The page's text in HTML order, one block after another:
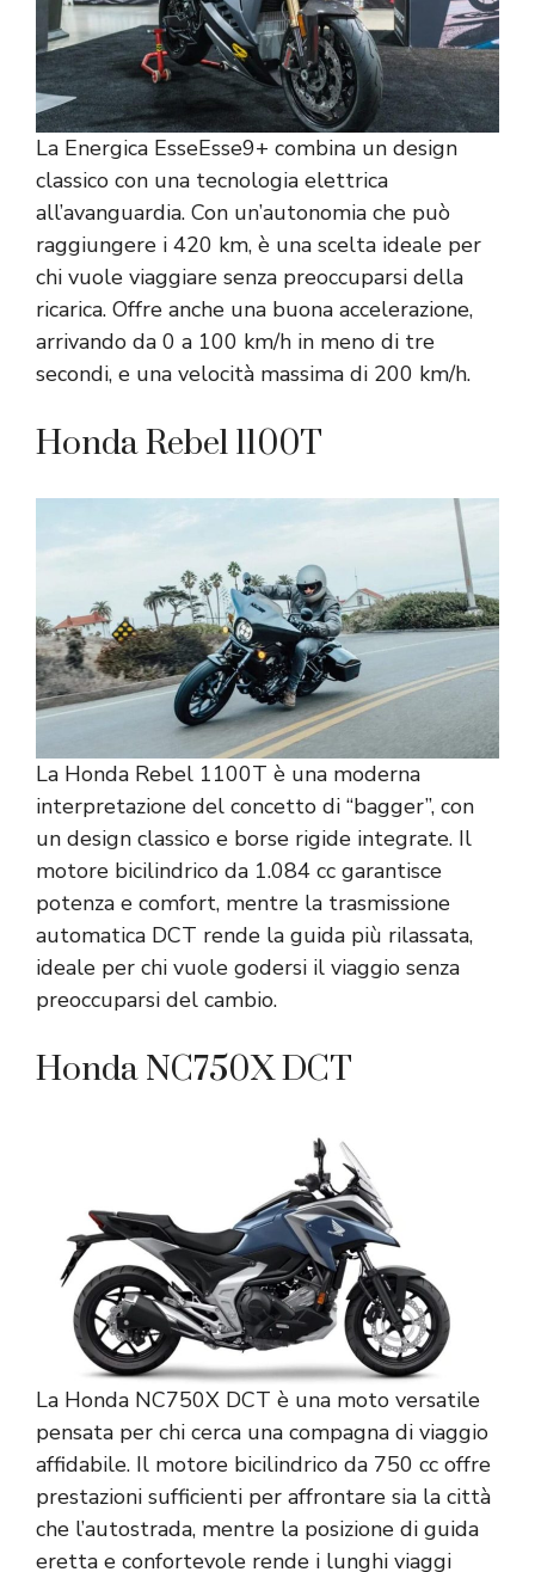
La Energica EsseEsse9+ combina un design
classico con una tecnologia elettrica
all’avanguardia. Con un’autonomia che può
raggiungere i 420 km, è una scelta ideale per
chi vuole viaggiare senza preoccuparsi della
ricarica. Offre anche una buona accelerazione,
arrivando da 0 a 100 km/h in meno di tre
secondi, e una velocità massima di 200 km/h.
Honda Rebel 1100T
La Honda Rebel 1100T è una moderna
interpretazione del concetto di “bagger”, con
un design classico e borse rigide integrate. Il
motore bicilindrico da 1.084 cc garantisce
potenza e comfort, mentre la trasmissione
automatica DCT rende la guida più rilassata,
ideale per chi vuole godersi il viaggio senza
preoccuparsi del cambio.
Honda NC750X DCT
La Honda NC750X DCT è una moto versatile
pensata per chi cerca una compagna di viaggio
affidabile. Il motore bicilindrico da 750 cc offre
prestazioni sufficienti per affrontare sia la città
che l’autostrada, mentre la posizione di guida
eretta e confortevole rende i lunghi viaggi